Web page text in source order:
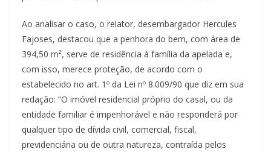
Ao analisar o caso, o relator, desembargador Hercules
Fajoses, destacou que a penhora do bem, com área de
394,50 m², serve de residência à família da apelada e,
com isso, merece proteção, de acordo com o
estabelecido no art. 1º da Lei nº 8.009/90 que diz em sua
redação: “O imóvel residencial próprio do casal, ou da
entidade familiar é impenhorável e não responderá por
qualquer tipo de dívida civil, comercial, fiscal,
previdenciária ou de outra natureza, contraída pelos